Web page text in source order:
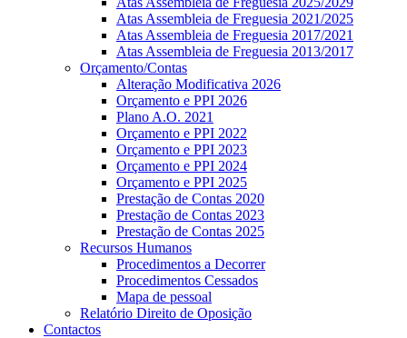
Atas Assembleia de Freguesia 2021/2025
Atas Assembleia de Freguesia 2017/2021
Atas Assembleia de Freguesia 2013/2017
Orçamento/Contas
Alteração Modificativa 2026
Orçamento e PPI 2026
Plano A.O. 2021
Orçamento e PPI 2022
Orçamento e PPI 2023
Orçamento e PPI 2024
Orçamento e PPI 2025
Prestação de Contas 2020
Prestação de Contas 2023
Prestação de Contas 2025
Recursos Humanos
Procedimentos a Decorrer
Procedimentos Cessados
Mapa de pessoal
Relatório Direito de Oposição
Contactos